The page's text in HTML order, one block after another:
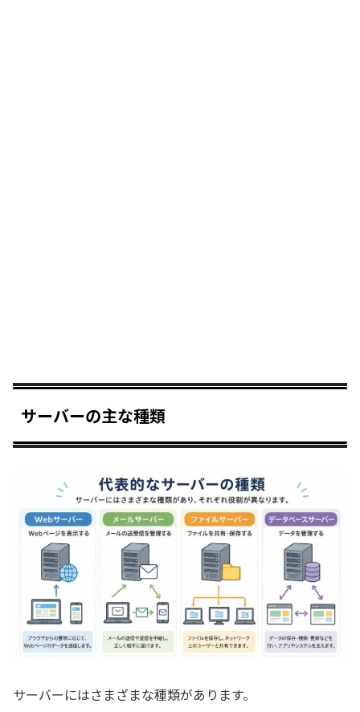
サーバーの主な種類
サーバーにはさまざまな種類があります。